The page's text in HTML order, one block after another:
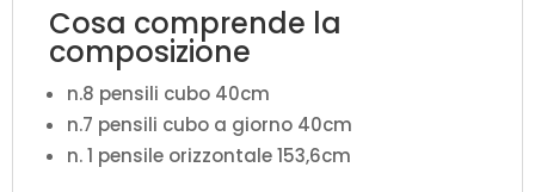
Cosa comprende la
composizione
n.8 pensili cubo 40cm
n.7 pensili cubo a giorno 40cm
n. 1 pensile orizzontale 153,6cm